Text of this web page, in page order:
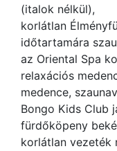
(italok nélkül),
korlátlan
időtartamára
az Oriental Spa
relaxációs
medence,
Bongo Kids Club
fürdőköpeny
korlátlan vezeték